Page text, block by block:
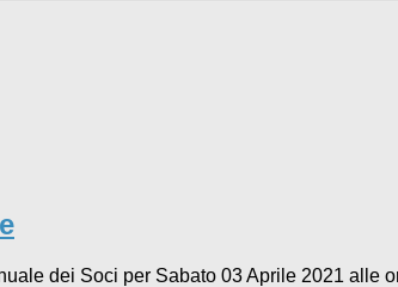
dei Soci per Sabato 03 Aprile 2021 alle